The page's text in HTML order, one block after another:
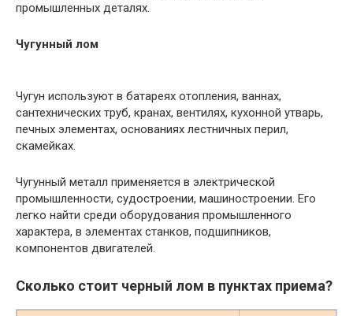
промышленных деталях.
Чугунный лом
Чугун используют в батареях отопления, ваннах,
сантехнических труб, кранах, вентилях, кухонной утварь,
печных элементах, основаниях лестничных перил,
скамейках.
Чугунный металл применяется в электрической
промышленности, судостроении, машиностроении. Его
легко найти среди оборудования промышленного
характера, в элементах станков, подшипников,
компонентов двигателей.
Сколько стоит черный лом в пунктах приема?